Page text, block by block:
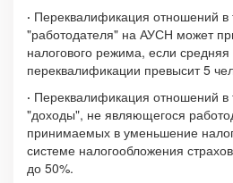
· Переквалификация отношений в
"работодателя" на АУСН может
налогового режима, если
переквалификации превысит 5
· Переквалификация отношений
"доходы", не являющегося
принимаемых в уменьшение
системе налогообложения
до 50%.